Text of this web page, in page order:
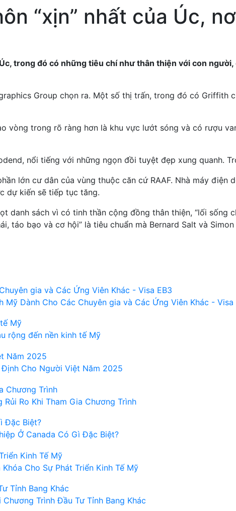
“xịn” nhất của Úc,
trong đó có những tiêu chí như thân thiện với con
Group chọn ra. Một số thị trấn, trong đó có Griffith
vòng trong rõ ràng hơn là khu vực lướt sóng và có rượu
nổi tiếng với những ngọn đồi tuyệt đẹp xung quanh.
lớn cư dân của vùng thuộc căn cứ RAAF. Nhà máy
dự kiến sẽ tiếp tục tăng.
danh sách vì có tinh thần cộng đồng thân thiện, “lối sống
táo bạo và cơ hội” là tiêu chuẩn mà Bernard Salt và
Mỹ Dành Cho Các Chuyên gia và Các Ứng Viên Khác - Visa
rộng đến nền kinh tế Mỹ
Cho Người Việt Năm 2025
Ro Khi Tham Gia Chương Trình
Ở Canada Có Gì Đặc Biệt?
Cho Sự Phát Triển Kinh Tế Mỹ
Trình Đầu Tư Tỉnh Bang Khác